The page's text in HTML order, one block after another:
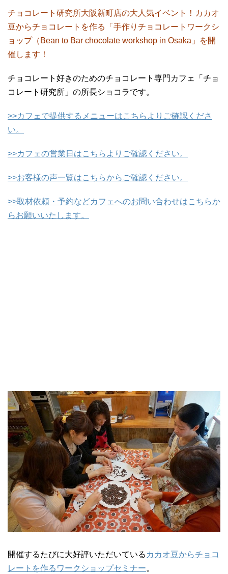
チョコレート研究所大阪新町店の大人気イベント！カカオ
豆からチョコレートを作る「手作りチョコレートワークシ
ョップ（Bean to Bar chocolate workshop in Osaka」を開
催します！
チョコレート好きのためのチョコレート専門カフェ「チョ
コレート研究所」の所長ショコラです。
>>カフェで提供するメニューはこちらよりご確認くださ
い。
>>カフェの営業日はこちらよりご確認ください。
>>お客様の声一覧はこちらからご確認ください。
>>取材依頼・予約などカフェへのお問い合わせはこちらか
らお願いいたします。
開催するたびに大好評いただいている カカオ豆からチョコ
レートを作るワークショップセミナー。